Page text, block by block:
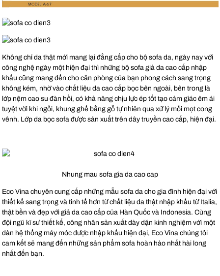
Không chỉ da thật mới mang lại đẳng cấp cho bộ sofa da, ngày nay với
công nghệ ngày một hiện đại thì những bộ sofa giả da cao cấp nhập
khẩu cũng mang đến cho căn phòng của bạn phong cách sang trọng
không kém, nhờ vào chất liệu da cao cấp bọc bên ngoài, bên trong là
lớp nệm cao su đàn hồi, có khả năng chịu lực ép tốt tạo cảm giác êm ái
tuyệt vời khi ngồi, khung ghế bằng gỗ tự nhiên qua xử lý mối mọt cong
vênh. Lớp da bọc sofa được sản xuất trên dây truyền cao cấp, hiện đại.
Nhung mau sofa gia da cao cap
Eco Vina chuyên cung cấp những mẫu sofa da cho gia đình hiện đại với
thiết kế sang trọng và tinh tế hơn từ chất liệu da thật nhập khẩu từ Italia,
thật bền và đẹp với giả da cao cấp của Hàn Quốc và Indonesia. Cùng
đội ngũ kĩ sư thiết kế, công nhân sản xuất dày dặn kinh nghiệm với một
dàn hệ thống máy móc được nhập khẩu hiện đại, Eco Vina chúng tôi
cam kết sẽ mang đến những sản phẩm sofa hoàn hảo nhất hài long
nhất đến bạn.